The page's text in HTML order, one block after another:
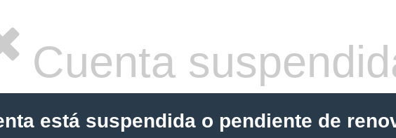
Cuenta
está suspendida o pendiente de